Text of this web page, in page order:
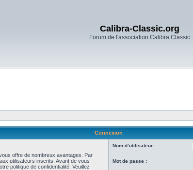
Calibra-Classic.org
Forum de l'association Calibra Classic
Connexion
offre de nombreux avantages. Par
utilisateurs inscrits. Avant de vous
politique de confidentialité. Veuillez
Nom d’utilisateur :
Mot de passe :